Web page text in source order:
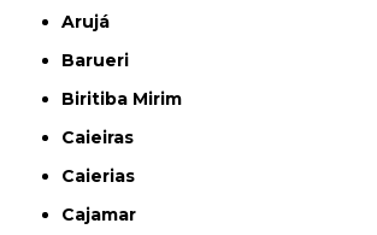
Arujá
Barueri
Biritiba Mirim
Caieiras
Caierias
Cajamar